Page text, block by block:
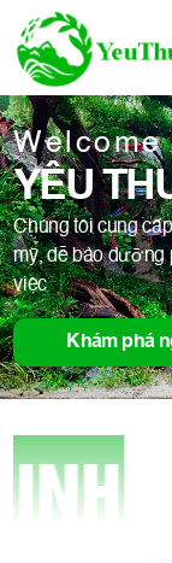
Welcome
YÊU
Chúng tôi cung
mỹ, dễ bảo dưỡng
việc
Khám phá